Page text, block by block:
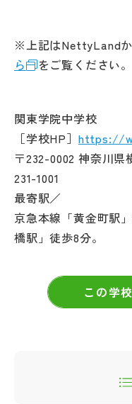
※上記はNettyLand
ら
をご覧ください。
関東学院中学校
［学校HP］ https://
〒232-0002 神奈川
231-1001
最寄駅／
京急本線「黄金町駅
橋駅」徒歩8分。
この学